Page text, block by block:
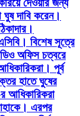
দেওয়ার জন্য
ঘুষ দাবি করেন।
বিশেষ সূত্রে
অফিস চত্বরে
পূর্ব
হাতে ঘুষের
আধিকারিকরা
এরপর